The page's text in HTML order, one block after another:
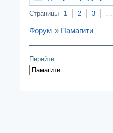
Страницы 1 2 3 …
Форум » Памагити
Перейти